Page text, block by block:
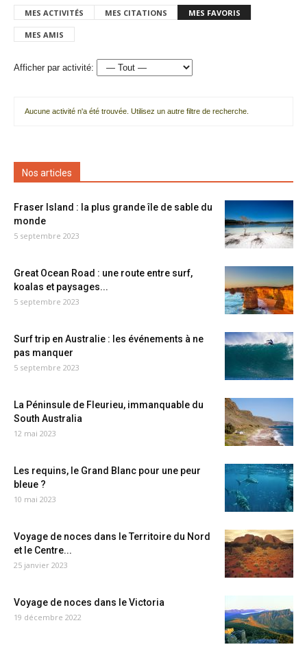
MES ACTIVITÉS MES CITATIONS MES FAVORIS
MES AMIS
Afficher par activité:
Aucune activité n'a été trouvée. Utilisez un autre filtre de recherche.
Nos articles
Fraser Island : la plus grande île de sable du
monde
5 septembre 2023
Great Ocean Road : une route entre surf,
koalas et paysages...
5 septembre 2023
Surf trip en Australie : les événements à ne
pas manquer
5 septembre 2023
La Péninsule de Fleurieu, immanquable du
South Australia
12 mai 2023
Les requins, le Grand Blanc pour une peur
bleue ?
10 mai 2023
Voyage de noces dans le Territoire du Nord
et le Centre...
25 janvier 2023
Voyage de noces dans le Victoria
19 décembre 2022